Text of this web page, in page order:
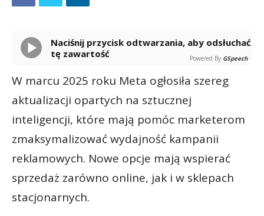
Naciśnij przycisk odtwarzania, aby odsłuchać
tę zawartość
Powered By GSpeech
W marcu 2025 roku Meta ogłosiła szereg
aktualizacji opartych na sztucznej
inteligencji, które mają pomóc marketerom
zmaksymalizować wydajność kampanii
reklamowych. Nowe opcje mają wspierać
sprzedaż zarówno online, jak i w sklepach
stacjonarnych.